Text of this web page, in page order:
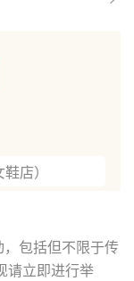
店）
包括但不限于传
请立即进行举